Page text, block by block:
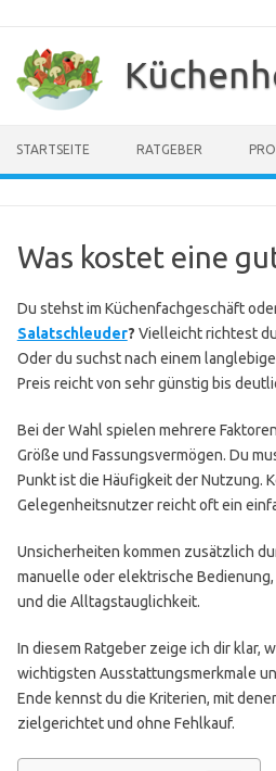
springen
STARTSEITE RATGEBER
Was kostet eine
Du stehst im Küchenfachgeschäft
Salatschleuder? Vielleicht richtest
Oder du suchst nach einem
Preis reicht von sehr günstig bis
Bei der Wahl spielen mehrere
Größe und Fassungsvermögen. Du
Punkt ist die Häufigkeit der Nutzung.
Gelegenheitsnutzer reicht oft ein
Unsicherheiten kommen zusätzlich
manuelle oder elektrische
und die Alltagstauglichkeit.
In diesem Ratgeber zeige ich dir klar,
wichtigsten Ausstattungsmerkmale
Ende kennst du die Kriterien, mit
zielgerichtet und ohne Fehlkauf.